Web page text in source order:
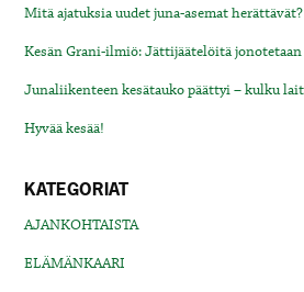
Mitä ajatuksia uudet juna-asemat herättävät?
Kesän Grani-ilmiö: Jättijäätelöitä
Junaliikenteen kesätauko päättyi – kulku
Hyvää kesää!
KATEGORIAT
AJANKOHTAISTA
ELÄMÄNKAARI